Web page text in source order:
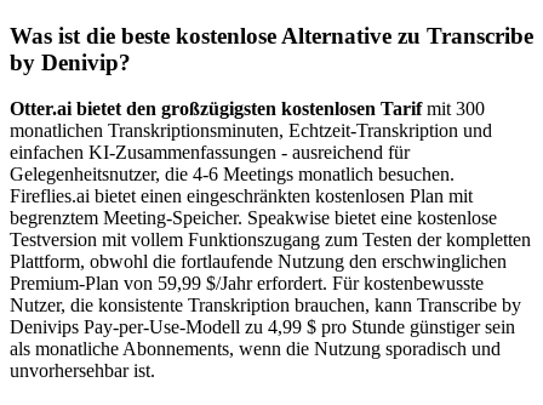
Was ist die beste kostenlose Alternative zu Transcribe
by Denivip?
Otter.ai bietet den großzügigsten kostenlosen Tarifmit 300
monatlichen Transkriptionsminuten, Echtzeit-Transkription und
einfachen KI-Zusammenfassungen - ausreichend für
Gelegenheitsnutzer, die 4-6 Meetings monatlich besuchen.
Fireflies.ai bietet einen eingeschränkten kostenlosen Plan mit
begrenztem Meeting-Speicher. Speakwise bietet eine kostenlose
Testversion mit vollem Funktionszugang zum Testen der kompletten
Plattform, obwohl die fortlaufende Nutzung den erschwinglichen
Premium-Plan von 59,99 $/Jahr erfordert. Für kostenbewusste
Nutzer, die konsistente Transkription brauchen, kann Transcribe by
Denivips Pay-per-Use-Modell zu 4,99 $ pro Stunde günstiger sein
als monatliche Abonnements, wenn die Nutzung sporadisch und
unvorhersehbar ist.